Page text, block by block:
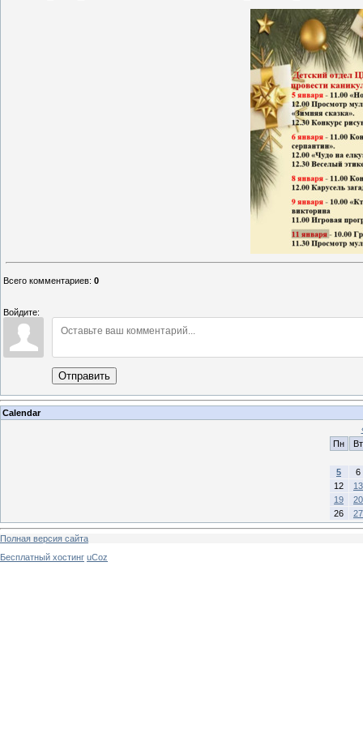
Всего комментариев: 0
Войдите:
Отправить
Calendar
Пн
Вт
5
6
12
13
19
20
26
27
Полная версия сайта
Бесплатный хостинг uCoz